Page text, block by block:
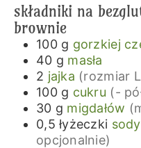
składniki na
brownie
100 g gorzkiej
40 g masła
2 jajka (rozmiar
100 g cukru (-
30 g migdałów
0,5 łyżeczki
opcjonalnie)